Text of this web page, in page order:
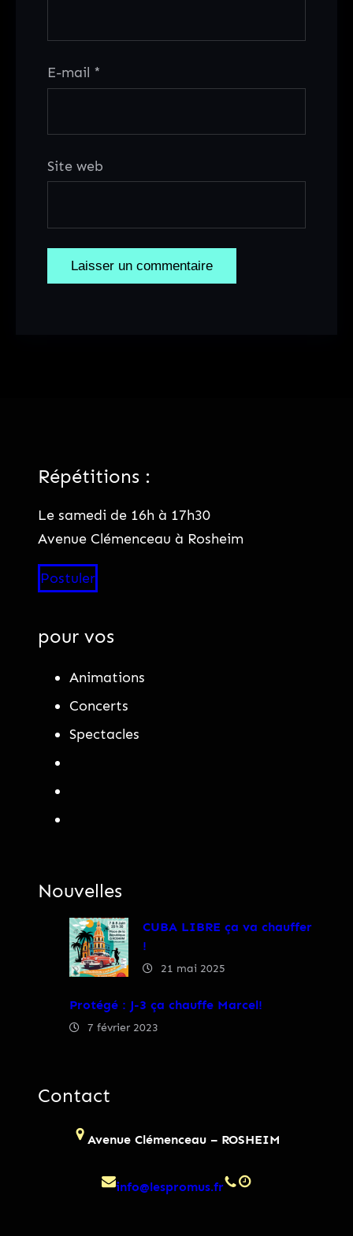
E-mail *
Site web
Répétitions :
Le samedi de 16h à 17h30
Avenue Clémenceau à Rosheim
Postuler
pour vos
Animations
Concerts
Spectacles
Nouvelles
CUBA LIBRE ça va chauffer
!
21 mai 2025
Protégé : J-3 ça chauffe Marcel!
7 février 2023
Contact
Avenue Clémenceau – ROSHEIM
info@lespromus.fr